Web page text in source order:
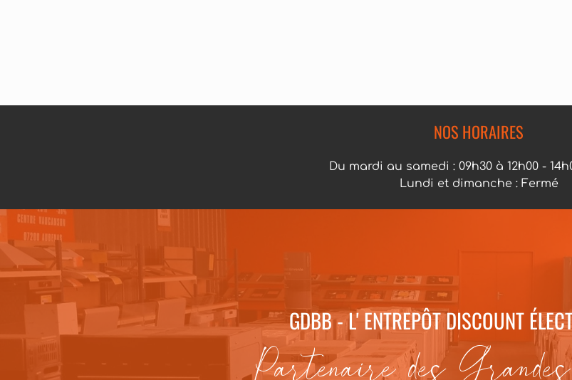
NOS HORAIRES
Du mardi au samedi : 09h30 à 12h00 -
Lundi et dimanche : Fermé
GDBB - L' ENTREPÔT DISCOUNT